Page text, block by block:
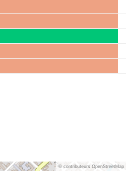
© contributeurs OpenStreetMap